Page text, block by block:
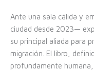
Ante una sala cálida y
ciudad desde 2023—
su principal aliada para
migración. El libro,
profundamente